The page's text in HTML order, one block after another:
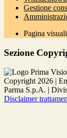
Gestione
Pagina
Sezione
Copyright 2026 |
Parma S.p.A. |
Disclaimer